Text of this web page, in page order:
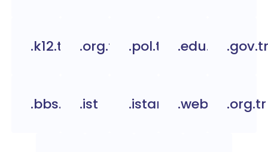
.k12.tr .org.tc .pol.tr .edu.tr .gov.tr
.bbs.tr .ist .istanbul.web.tr .org.tr